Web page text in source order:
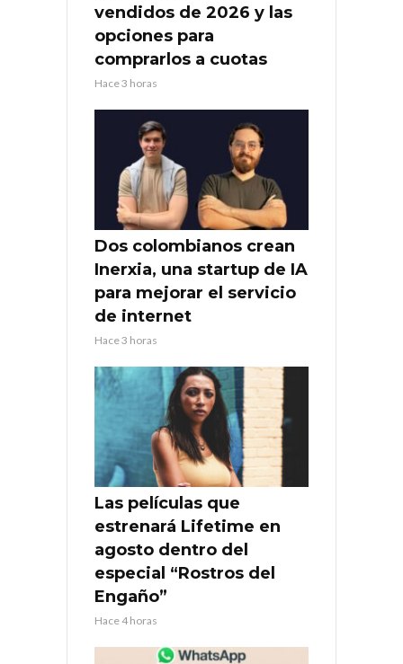
vendidos de 2026 y las
opciones para
comprarlos a cuotas
Hace 3 horas
Dos colombianos crean
Inerxia, una startup de IA
para mejorar el servicio
de internet
Hace 3 horas
Las películas que
estrenará Lifetime en
agosto dentro del
especial “Rostros del
Engaño”
Hace 4 horas